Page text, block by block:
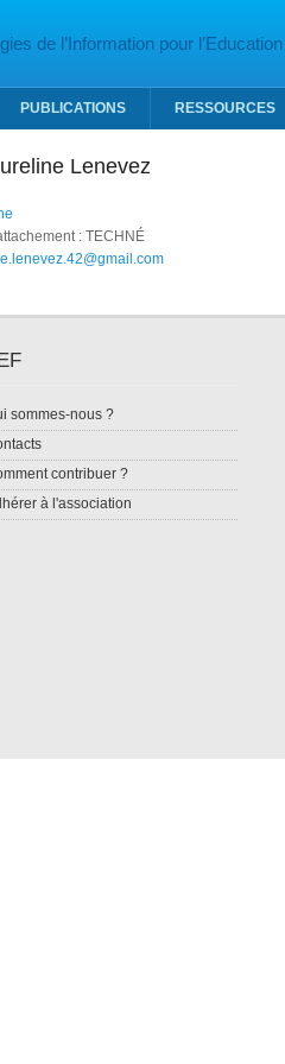
de l’Information pour
PUBLICATIONS RESSOURCES
Lenevez
: TECHNÉ
sommes-nous ?
contribuer ?
à l'association